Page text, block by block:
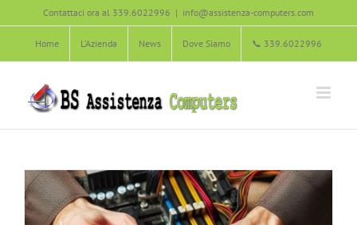
al
Contattaci ora al 339.6022996 | info@assistenza-computers.com
Home L’Azienda News Dove Siamo 📞 339.6022996
una Nuova CPU
Agliana Carmignano Hardware Montale
Montemurlo
Pistoia Poggio a Caiano Prato Quarrata Serravalle Pistoiese